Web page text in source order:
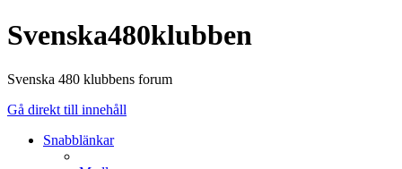
Svenska480klubben
Svenska 480 klubbens forum
Gå direkt till innehåll
Snabblänkar